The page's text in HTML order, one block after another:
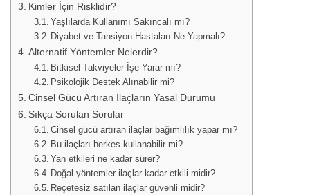
Kimler İçin Risklidir?
Yaşlılarda Kullanımı Sakıncalı mı?
Diyabet ve Tansiyon Hastaları Ne Yapmalı?
Alternatif Yöntemler Nelerdir?
Bitkisel Takviyeler İşe Yarar mı?
Psikolojik Destek Alınabilir mi?
Cinsel Gücü Artıran İlaçların Yasal Durumu
Sıkça Sorulan Sorular
Cinsel gücü artıran ilaçlar bağımlılık yapar mı?
Bu ilaçları herkes kullanabilir mi?
Yan etkileri ne kadar sürer?
Doğal yöntemler ilaçlar kadar etkili midir?
Reçetesiz satılan ilaçlar güvenli midir?